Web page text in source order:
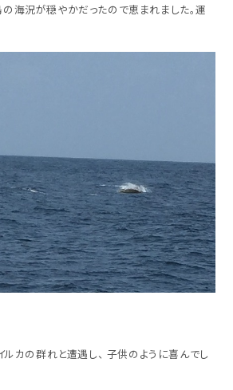
海況が穏やかだったので恵まれました。運
ルカの群れと遭遇し、 子供のように喜んでし